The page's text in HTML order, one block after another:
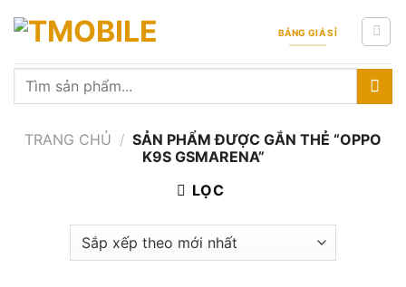
BẢNG GIÁ SỈ
Tìm
TRANG CHỦ / SẢN PHẨM ĐƯỢC GẮN THẺ “OPPO
K9S GSMARENA”
LỌC